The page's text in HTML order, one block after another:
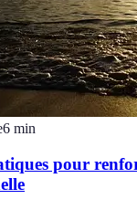
6 min
pour